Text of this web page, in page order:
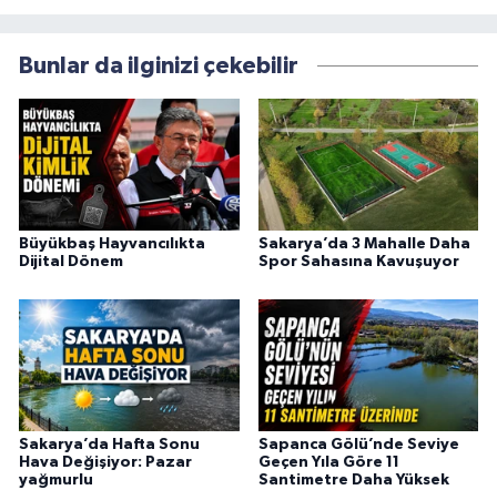
Bunlar da ilginizi çekebilir
Büyükbaş Hayvancılıkta
Dijital Dönem
Sakarya’da 3 Mahalle Daha
Spor Sahasına Kavuşuyor
Sakarya’da Hafta Sonu
Hava Değişiyor: Pazar
yağmurlu
Sapanca Gölü’nde Seviye
Geçen Yıla Göre 11
Santimetre Daha Yüksek